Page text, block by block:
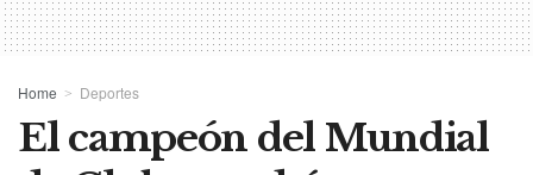
Home Deportes
El campeón del Mundial